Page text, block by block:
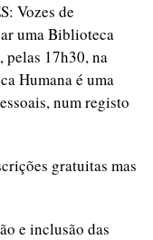
Vozes de
uma Biblioteca
17h30, na
Humana é uma
num registo
gratuitas mas
e inclusão das